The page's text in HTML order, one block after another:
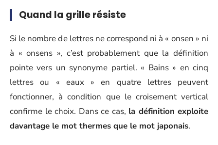
Quand la grille résiste
Si le nombre de lettres ne correspond ni à « onsen » ni
à « onsens », c’est probablement que la définition
pointe vers un synonyme partiel. « Bains » en cinq
lettres ou « eaux » en quatre lettres peuvent
fonctionner, à condition que le croisement vertical
confirme le choix. Dans ce cas, la définition exploite
davantage le mot thermes que le mot japonais.